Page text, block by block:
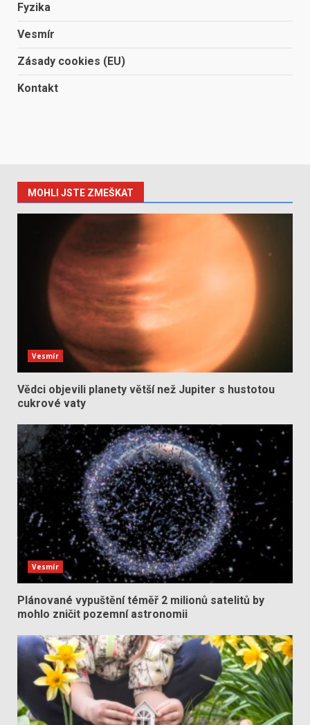
Fyzika
Vesmír
Zásady cookies (EU)
Kontakt
MOHLI JSTE ZMEŠKAT
Vesmír
Vědci objevili planety větší než Jupiter s hustotou
cukrové vaty
Vesmír
Plánované vypuštění téměř 2 milionů satelitů by
mohlo zničit pozemní astronomii